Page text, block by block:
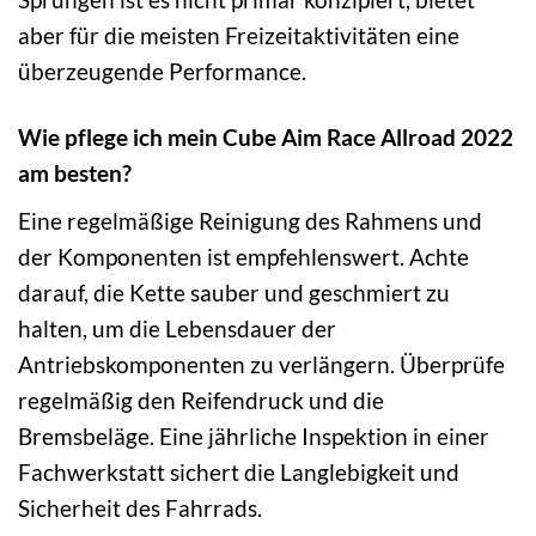
aber für die meisten Freizeitaktivitäten eine
überzeugende Performance.
Wie pflege ich mein Cube Aim Race Allroad 2022
am besten?
Eine regelmäßige Reinigung des Rahmens und
der Komponenten ist empfehlenswert. Achte
darauf, die Kette sauber und geschmiert zu
halten, um die Lebensdauer der
Antriebskomponenten zu verlängern. Überprüfe
regelmäßig den Reifendruck und die
Bremsbeläge. Eine jährliche Inspektion in einer
Fachwerkstatt sichert die Langlebigkeit und
Sicherheit des Fahrrads.